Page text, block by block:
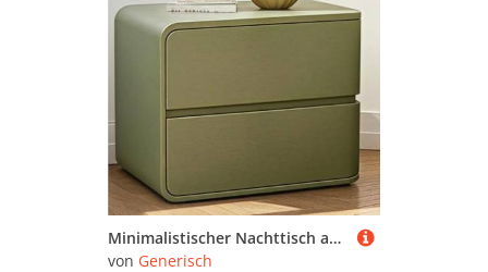
Minimalistischer Nachttisch aus Massivholz mit 2 Schubladen und Lederaufbewahrung, modernes Design für Schlafzimmer und Wohnzimmer
von Generisch